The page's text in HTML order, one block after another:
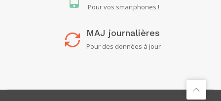
Pour vos smartphones !
MAJ journalières
Pour des données à jour